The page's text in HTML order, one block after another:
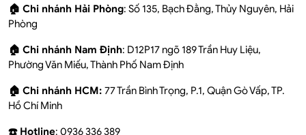
🏠 Chi nhánh Hải Phòng: Số 135, Bạch Đằng, Thủy Nguyên, Hải
Phòng
🏠 Chi nhánh Nam Định: D12P17 ngõ 189 Trần Huy Liệu,
Phường Văn Miếu, Thành Phố Nam Định
🏠 Chi nhánh HCM: 77 Trần Bình Trọng, P.1, Quận Gò Vấp, TP.
Hồ Chí Minh
☎️ Hotline: 0936 336 389